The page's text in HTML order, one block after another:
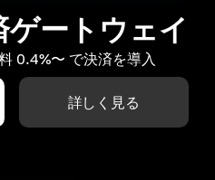
ゲートウェイ
0.4%〜 で決済を導入
詳しく見る